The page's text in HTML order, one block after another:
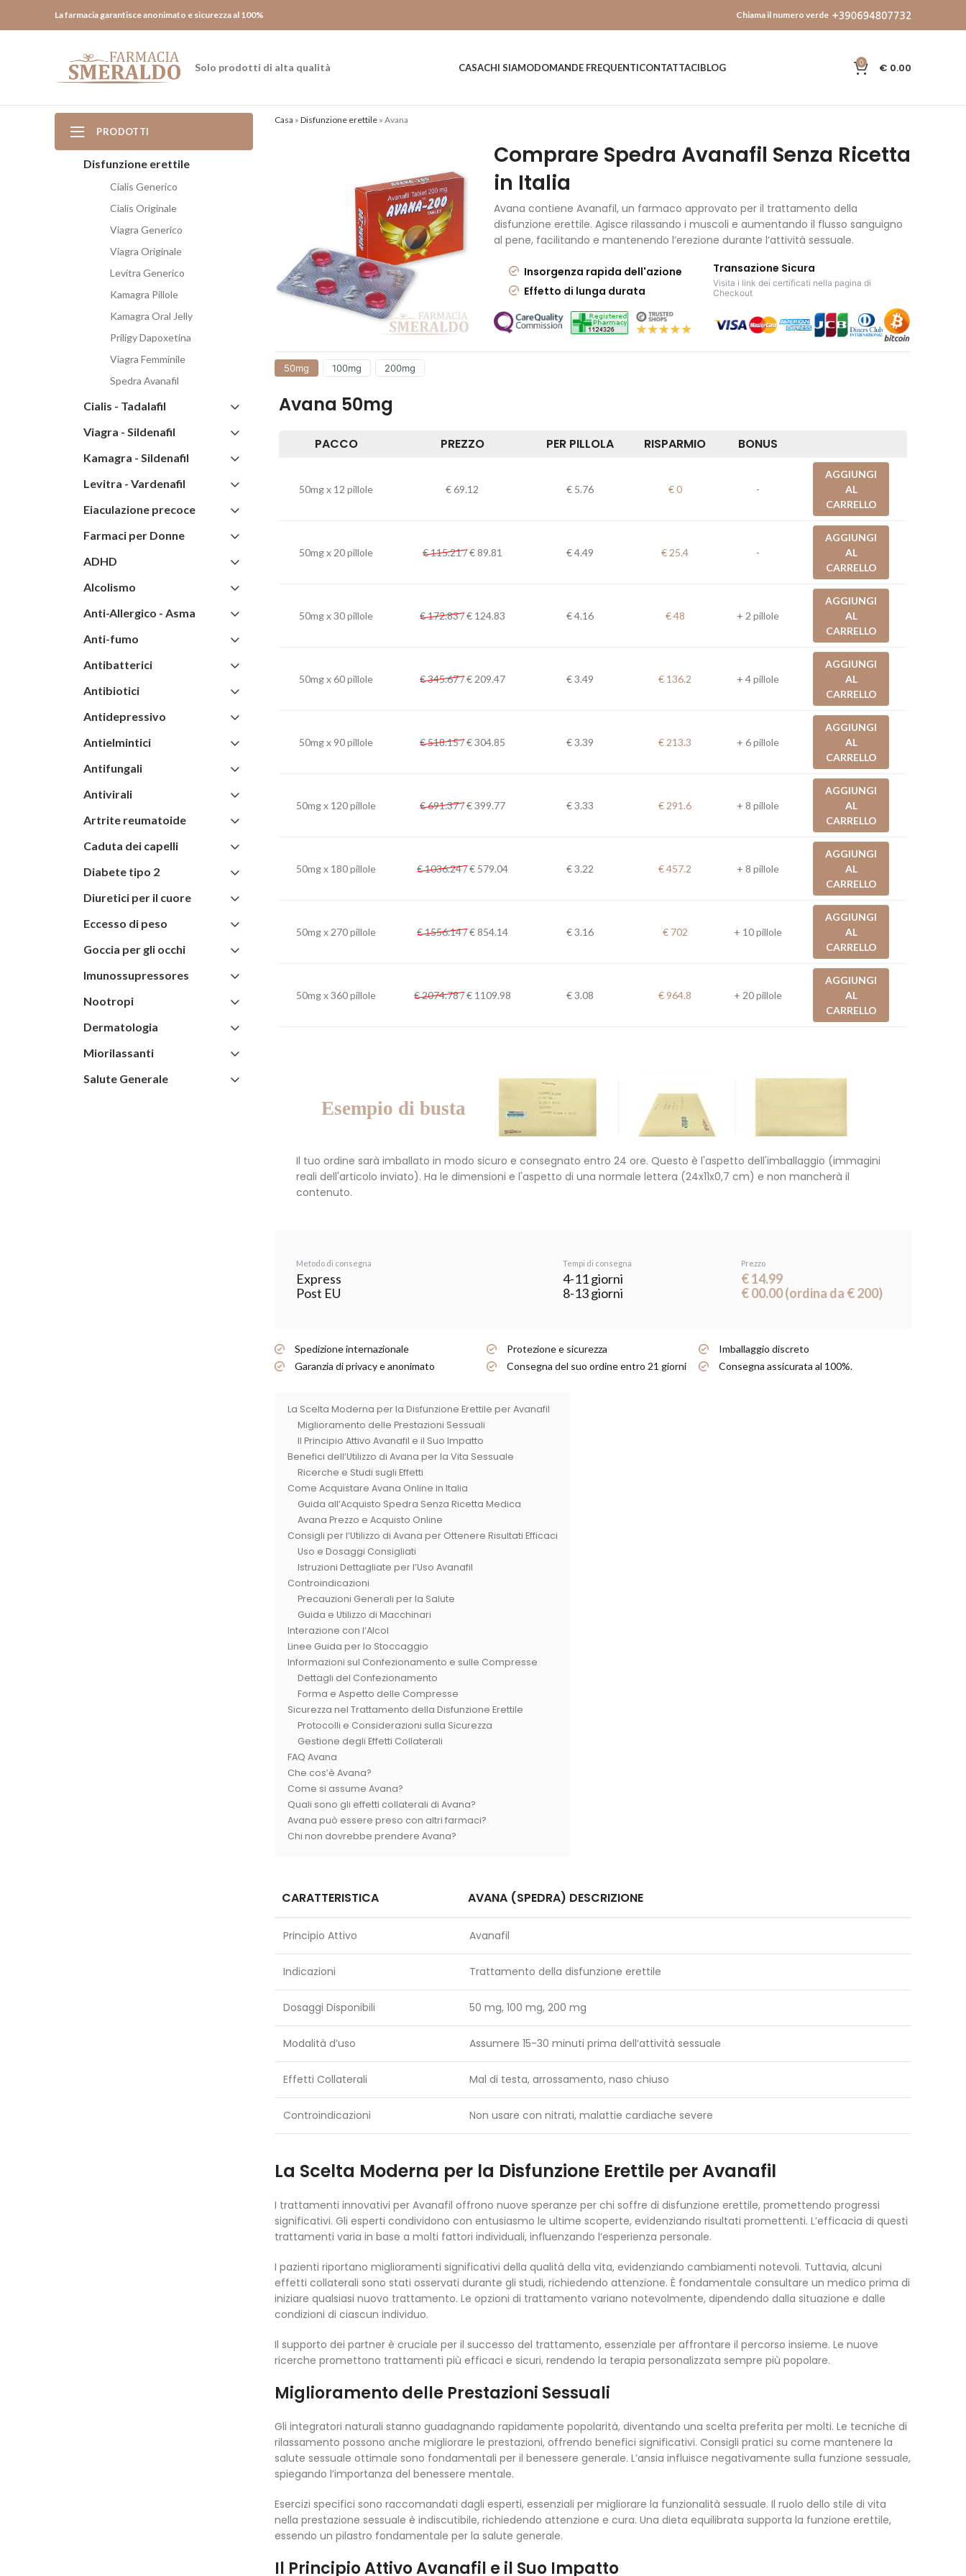
La farmacia garantisce anonimato e sicurezza al 100% Chiama il numero verde
Solo prodotti di alta qualità CASACHI SIAMODOMANDE FREQUENTICONTATTACIBLOG 0 € 0.00
Casa » Disfunzione erettile» Avana
Comprare Spedra Avanafil Senza Ricetta
in Italia
Avana contiene Avanafil, un farmaco approvato per il trattamento della
disfunzione erettile. Agisce rilassando i muscoli e aumentando il flusso sanguigno
al pene, facilitando e mantenendo l’erezione durante l’attività sessuale.
Insorgenza rapida dell'azione
Effetto di lunga durata
Transazione Sicura
Visita i link dei certificati nella pagina di
Checkout
50mg 100mg 200mg
Avana 50mg
PACCO PREZZO PER PILLOLA RISPARMIO BONUS
50mg x 12 pillole €69.12 € 5.76 € 0 -
AGGIUNGI
AL
CARRELLO
50mg x 20 pillole € 115.21 / € 89.81 € 4.49 € 25.4 -
AGGIUNGI
AL
CARRELLO
50mg x 30 pillole € 172.83 / € 124.83 € 4.16 € 48 + 2 pillole
AGGIUNGI
AL
CARRELLO
50mg x 60 pillole € 345.67 / € 209.47 € 3.49 € 136.2 + 4 pillole
AGGIUNGI
AL
CARRELLO
50mg x 90 pillole € 518.15 / € 304.85 € 3.39 € 213.3 + 6 pillole
AGGIUNGI
AL
CARRELLO
50mg x 120 pillole € 691.37 / € 399.77 € 3.33 € 291.6 + 8 pillole
AGGIUNGI
AL
CARRELLO
50mg x 180 pillole € 1036.24 / € 579.04 € 3.22 € 457.2 + 8 pillole
AGGIUNGI
AL
CARRELLO
50mg x 270 pillole € 1556.14 / € 854.14 € 3.16 € 702 + 10 pillole
AGGIUNGI
AL
CARRELLO
50mg x 360 pillole € 2074.78 / € 1109.98 € 3.08 € 964.8 + 20 pillole
AGGIUNGI
AL
CARRELLO
Esempio di busta
Il tuo ordine sarà imballato in modo sicuro e consegnato entro 24 ore. Questo è l'aspetto dell'imballaggio (immagini
reali dell'articolo inviato). Ha le dimensioni e l'aspetto di una normale lettera (24x11x0,7 cm) e non mancherà il
contenuto.
Metodo di consegna
Express
Post EU
Tempi di consegna
4-11 giorni
8-13 giorni
Prezzo
€ 14.99
€ 00.00 (ordina da € 200)
Spedizione internazionale Protezione e sicurezza
Imballaggio discreto
Garanzia di privacy e anonimato
Consegna del suo ordine entro 21 giorni Consegna assicurata al 100%.
La Scelta Moderna per la Disfunzione Erettile per Avanafil
Miglioramento delle Prestazioni Sessuali
Il Principio Attivo Avanafil e il Suo Impatto
Benefici dell’Utilizzo di Avana per la Vita Sessuale
Ricerche e Studi sugli Effetti
Come Acquistare Avana Online in Italia
Guida all’Acquisto Spedra Senza Ricetta Medica
Avana Prezzo e Acquisto Online
Consigli per l’Utilizzo di Avana per Ottenere Risultati Efficaci
Uso e Dosaggi Consigliati
Istruzioni Dettagliate per l’Uso Avanafil
Controindicazioni
Precauzioni Generali per la Salute
Guida e Utilizzo di Macchinari
Interazione con l’Alcol
Linee Guida per lo Stoccaggio
Informazioni sul Confezionamento e sulle Compresse
Dettagli del Confezionamento
Forma e Aspetto delle Compresse
Sicurezza nel Trattamento della Disfunzione Erettile
Protocolli e Considerazioni sulla Sicurezza
Gestione degli Effetti Collaterali
FAQ Avana
Che cos’è Avana?
Come si assume Avana?
Quali sono gli effetti collaterali di Avana?
Avana può essere preso con altri farmaci?
Chi non dovrebbe prendere Avana?
CARATTERISTICA AVANA (SPEDRA) DESCRIZIONE
Principio Attivo Avanafil
Indicazioni Trattamento della disfunzione erettile
Dosaggi Disponibili 50 mg, 100 mg, 200 mg
Modalità d’uso Assumere 15-30 minuti prima dell’attività sessuale
Effetti Collaterali Mal di testa, arrossamento, naso chiuso
Controindicazioni Non usare con nitrati, malattie cardiache severe
La Scelta Moderna per la Disfunzione Erettile per Avanafil
I trattamenti innovativi per Avanafil offrono nuove speranze per chi soffre di disfunzione erettile, promettendo progressi
significativi. Gli esperti condividono con entusiasmo le ultime scoperte, evidenziando risultati promettenti. L’efficacia di questi
trattamenti varia in base a molti fattori individuali, influenzando l’esperienza personale.
I pazienti riportano miglioramenti significativi della qualità della vita, evidenziando cambiamenti notevoli. Tuttavia, alcuni
effetti collaterali sono stati osservati durante gli studi, richiedendo attenzione. È fondamentale consultare un medico prima di
iniziare qualsiasi nuovo trattamento. Le opzioni di trattamento variano notevolmente, dipendendo dalla situazione e dalle
condizioni di ciascun individuo.
Il supporto dei partner è cruciale per il successo del trattamento, essenziale per affrontare il percorso insieme. Le nuove
ricerche promettono trattamenti più efficaci e sicuri, rendendo la terapia personalizzata sempre più popolare.
Miglioramento delle Prestazioni Sessuali
Gli integratori naturali stanno guadagnando rapidamente popolarità, diventando una scelta preferita per molti. Le tecniche di
rilassamento possono anche migliorare le prestazioni, offrendo benefici significativi. Consigli pratici su come mantenere la
salute sessuale ottimale sono fondamentali per il benessere generale. L’ansia influisce negativamente sulla funzione sessuale,
spiegando l’importanza del benessere mentale.
Esercizi specifici sono raccomandati dagli esperti, essenziali per migliorare la funzionalità sessuale. Il ruolo dello stile di vita
nella prestazione sessuale è indiscutibile, richiedendo attenzione e cura. Una dieta equilibrata supporta la funzione erettile,
essendo un pilastro fondamentale per la salute generale.
Il Principio Attivo Avanafil e il Suo Impatto
PRODOTTI
Disfunzione erettile
Cialis Generico
Cialis Originale
Viagra Generico
Viagra Originale
Levitra Generico
Kamagra Pillole
Kamagra Oral Jelly
Priligy Dapoxetina
Viagra Femminile
Spedra Avanafil
Cialis - Tadalafil
Viagra - Sildenafil
Kamagra - Sildenafil
Levitra - Vardenafil
Eiaculazione precoce
Farmaci per Donne
ADHD
Alcolismo
Anti-Allergico - Asma
Anti-fumo
Antibatterici
Antibiotici
Antidepressivo
Antielmintici
Antifungali
Antivirali
Artrite reumatoide
Caduta dei capelli
Diabete tipo 2
Diuretici per il cuore
Eccesso di peso
Goccia per gli occhi
Imunossupressores
Nootropi
Dermatologia
Miorilassanti
Salute Generale